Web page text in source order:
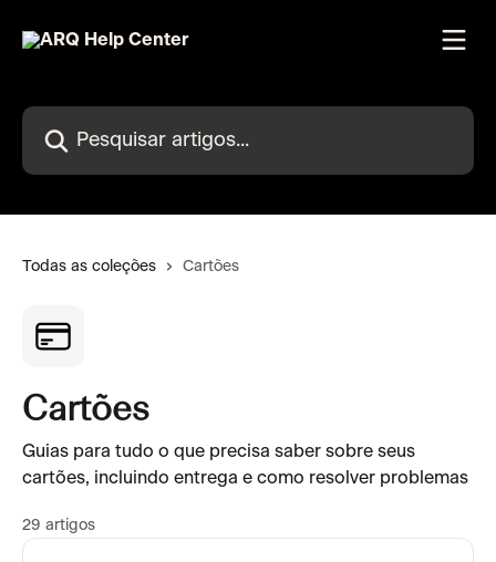
Pesquisar artigos...
Todas as coleções Cartões
Cartões
Guias para tudo o que precisa saber sobre seus
cartões, incluindo entrega e como resolver problemas
29 artigos